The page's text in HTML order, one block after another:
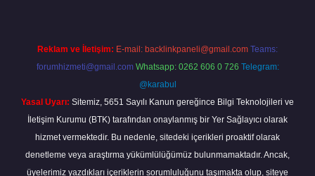
Reklam ve İletişim: E-mail: backlinkpaneli@gmail.com Teams:
forumhizmeti@gmail.com Whatsapp: 0262 606 0 726 Telegram:
@karabul
Yasal Uyarı: Sitemiz, 5651 Sayılı Kanun gereğince Bilgi Teknolojileri ve
İletişim Kurumu (BTK) tarafından onaylanmış bir Yer Sağlayıcı olarak
hizmet vermektedir. Bu nedenle, sitedeki içerikleri proaktif olarak
denetleme veya araştırma yükümlülüğümüz bulunmamaktadır. Ancak,
üyelerimiz yazdıkları içeriklerin sorumluluğunu taşımakta olup, siteye